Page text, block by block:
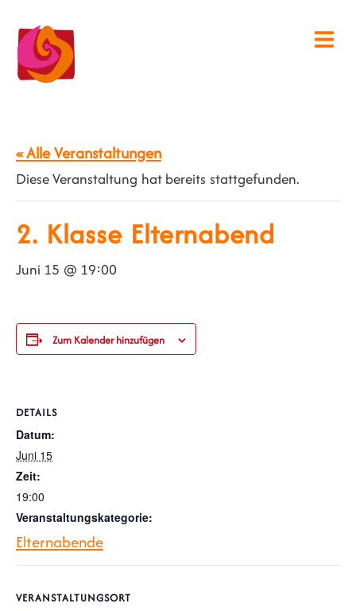
« Alle Veranstaltungen
Diese Veranstaltung hat bereits stattgefunden.
2. Klasse Elternabend
Juni 15 @ 19:00
Zum Kalender hinzufügen
DETAILS
Datum:
Juni 15
Zeit:
19:00
Veranstaltungskategorie:
Elternabende
VERANSTALTUNGSORT